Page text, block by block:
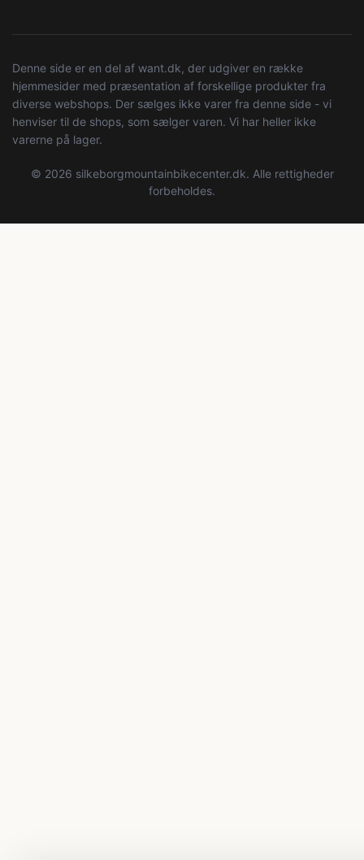
Denne side er en del af want.dk, der udgiver en række
hjemmesider med præsentation af forskellige produkter fra
diverse webshops. Der sælges ikke varer fra denne side - vi
henviser til de shops, som sælger varen. Vi har heller ikke
varerne på lager.
© 2026 silkeborgmountainbikecenter.dk. Alle rettigheder
forbeholdes.